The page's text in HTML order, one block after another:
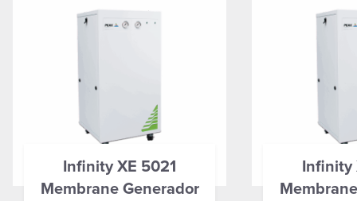
Infinity XE 5021
Membrane Generador
Infinity